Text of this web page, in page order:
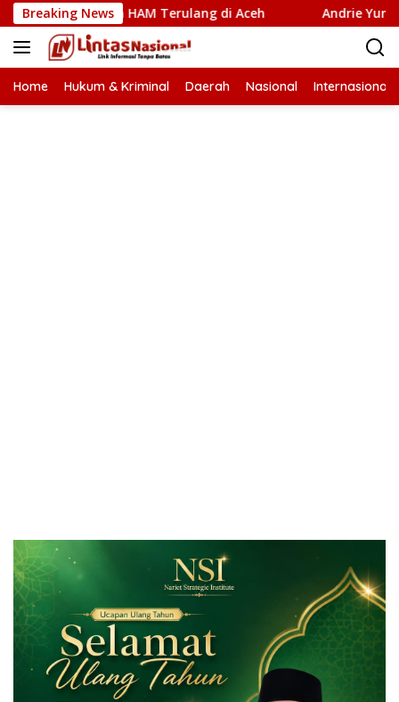
Langsung
ke
konten
Breaking News
HAM Terulang di Aceh Andrie Yunus dan Tim
Home Hukum & Kriminal Daerah Nasional Internasional